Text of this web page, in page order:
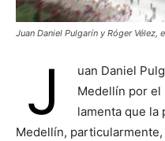
Juan Daniel Pulgarín y Róger Vélez,
J
uan Daniel
Medellín por el
lamenta que la
Medellín,